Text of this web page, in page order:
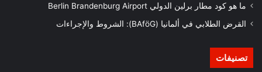
ما هو كود مطار برلين الدولي Berlin Brandenburg Airport
القرض الطلابي في ألمانيا (BAföG): الشروط والإجراءات
تصنيفات